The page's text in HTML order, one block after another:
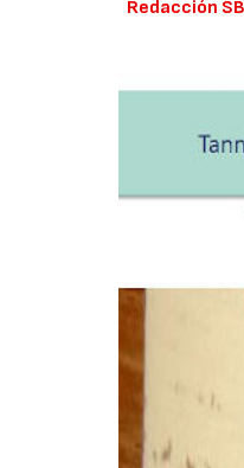
Redacción